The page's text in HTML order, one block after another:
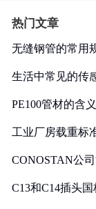
热门文章
无缝钢管的常用
生活中常见的传
PE100管材的含
工业厂房载重标
CONOSTAN公
C13和C14插头